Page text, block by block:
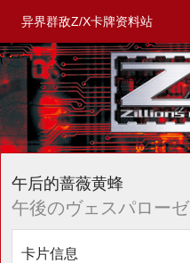
异界群敌Z/X卡牌资料站
午后的蔷薇黄蜂
午後のヴェスパローゼ
卡片信息